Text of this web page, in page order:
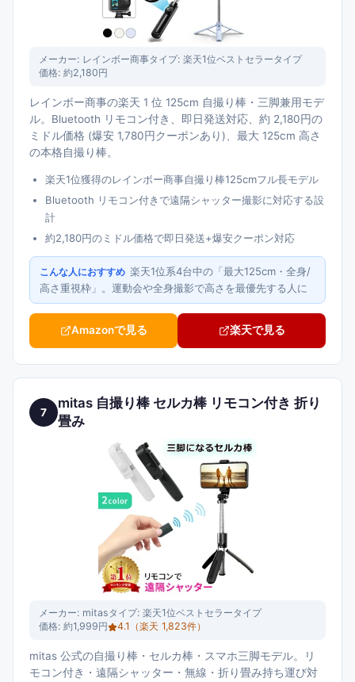
メーカー: レインボー商事タイプ: 楽天1位ベストセラータイプ
価格: 約2,180円
レインボー商事の楽天 1 位 125cm 自撮り棒・三脚兼用モデ
ル。Bluetooth リモコン付き、即日発送対応、約 2,180円の
ミドル価格 (爆安 1,780円クーポンあり)、最大 125cm 高さ
の本格自撮り棒。
楽天1位獲得のレインボー商事自撮り棒125cmフル長モデル
Bluetooth リモコン付きで遠隔シャッター撮影に対応する設
計
約2,180円のミドル価格で即日発送+爆安クーポン対応
こんな人におすすめ 楽天1位系4台中の「最大125cm・全身/
高さ重視枠」。運動会や全身撮影で高さを最優先する人に
Amazonで見る 楽天で見る
7
mitas 自撮り棒 セルカ棒 リモコン付き 折り
畳み
メーカー: mitasタイプ: 楽天1位ベストセラータイプ
価格: 約1,999円 4.1 （楽天 1,823件）
mitas 公式の自撮り棒・セルカ棒・スマホ三脚モデル。リ
モコン付き・遠隔シャッター・無線・折り畳み持ち運び対